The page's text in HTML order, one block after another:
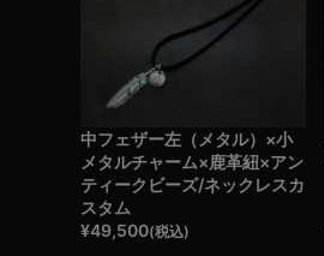
中フェザー左（メタル）×小
メタルチャーム×鹿革紐×アン
ティークビーズ/ネックレスカ
スタム
¥49,500(税込)